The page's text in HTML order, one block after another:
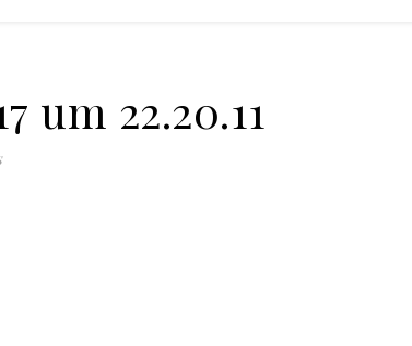
um 22.20.11